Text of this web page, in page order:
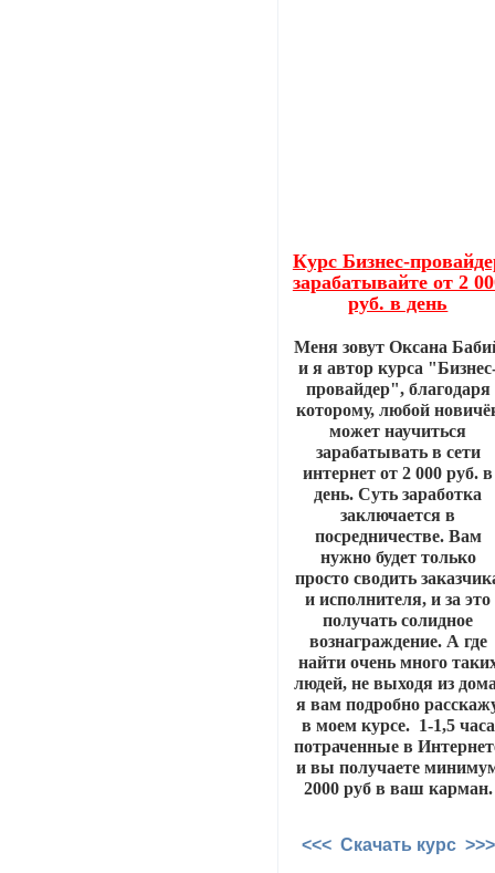
Курс Бизнес-
зарабатывайте от 2
руб. в день
Меня зовут Оксана
и я автор курса
провайдер", благодаря
которому, любой
может научиться
зарабатывать в сети
интернет от 2 000 руб. в
день. Суть заработка
заключается в
посредничестве. Вам
нужно будет только
просто сводить
и исполнителя, и за это
получать солидное
вознаграждение. А где
найти очень много
людей, не выходя из
я вам подробно
в моем курсе. 1-1,5 часа
потраченные в
и вы получаете
2000 руб в ваш карман.
<<< Скачать курс >>>